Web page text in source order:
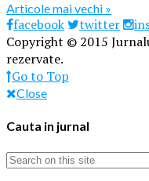
Articole mai vechi »
facebook twitter
Copyright © 2015
rezervate.
Go to Top
Close
Cauta in jurnal